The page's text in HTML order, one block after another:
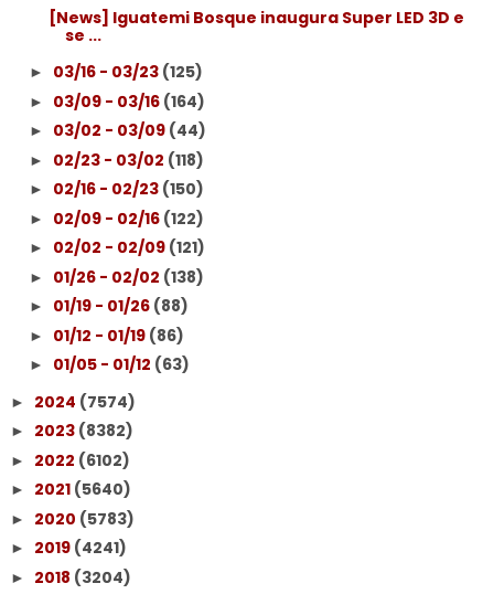
[News] Iguatemi Bosque inaugura Super LED 3D e
se ...
► 03/16 - 03/23 (125)
► 03/09 - 03/16 (164)
► 03/02 - 03/09 (44)
► 02/23 - 03/02 (118)
► 02/16 - 02/23 (150)
► 02/09 - 02/16 (122)
► 02/02 - 02/09 (121)
► 01/26 - 02/02 (138)
► 01/19 - 01/26 (88)
► 01/12 - 01/19 (86)
► 01/05 - 01/12 (63)
► 2024 (7574)
► 2023 (8382)
► 2022 (6102)
► 2021 (5640)
► 2020 (5783)
► 2019 (4241)
► 2018 (3204)